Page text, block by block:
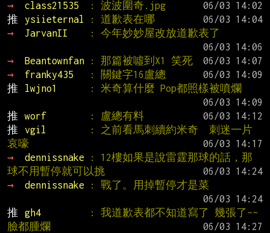
→
class21535 : 波波圍奇.jpg
推
ysiieternal : 道歉表在哪
→
JarvanII
: 今年妙妙屋改放道歉表了
→
Beantownfan : 那篇被噓到X1 笑死
→
franky435 : 關鍵字16盧總
推
lwjno1
: 米奇算什麼 Pop都照樣被噴爛
推
worf : 盧總有料
推
vgil
: 之前看馬刺續約米奇  刺迷一片
哀嚎
→
dennissnake
: 12樓如果是說雷霆那球的話，那
球不用暫停就可以挑
→
dennissnake
: 戰了。用掉暫停才是菜
推
gh4
: 我道歉表都不知道寫了 幾張了~~
臉都腫爛